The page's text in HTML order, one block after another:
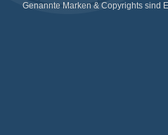
Genannte Marken & Copyrights sind